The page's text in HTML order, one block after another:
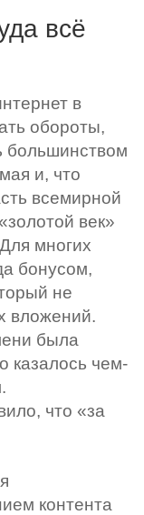
всё
в
обороты,
большинством
и, что
всемирной
век»
многих
бонусом,
не
вложений.
была
казалось чем-
что «за
контента